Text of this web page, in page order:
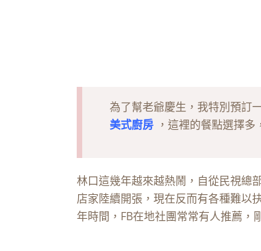
為了幫老爺慶生，我特別預訂
美式廚房 ，這裡的餐點選擇
林口這幾年越來越熱鬧，自從民視總
店家陸續開張，現在反而有各種難以
年時間，FB在地社團常常有人推薦，